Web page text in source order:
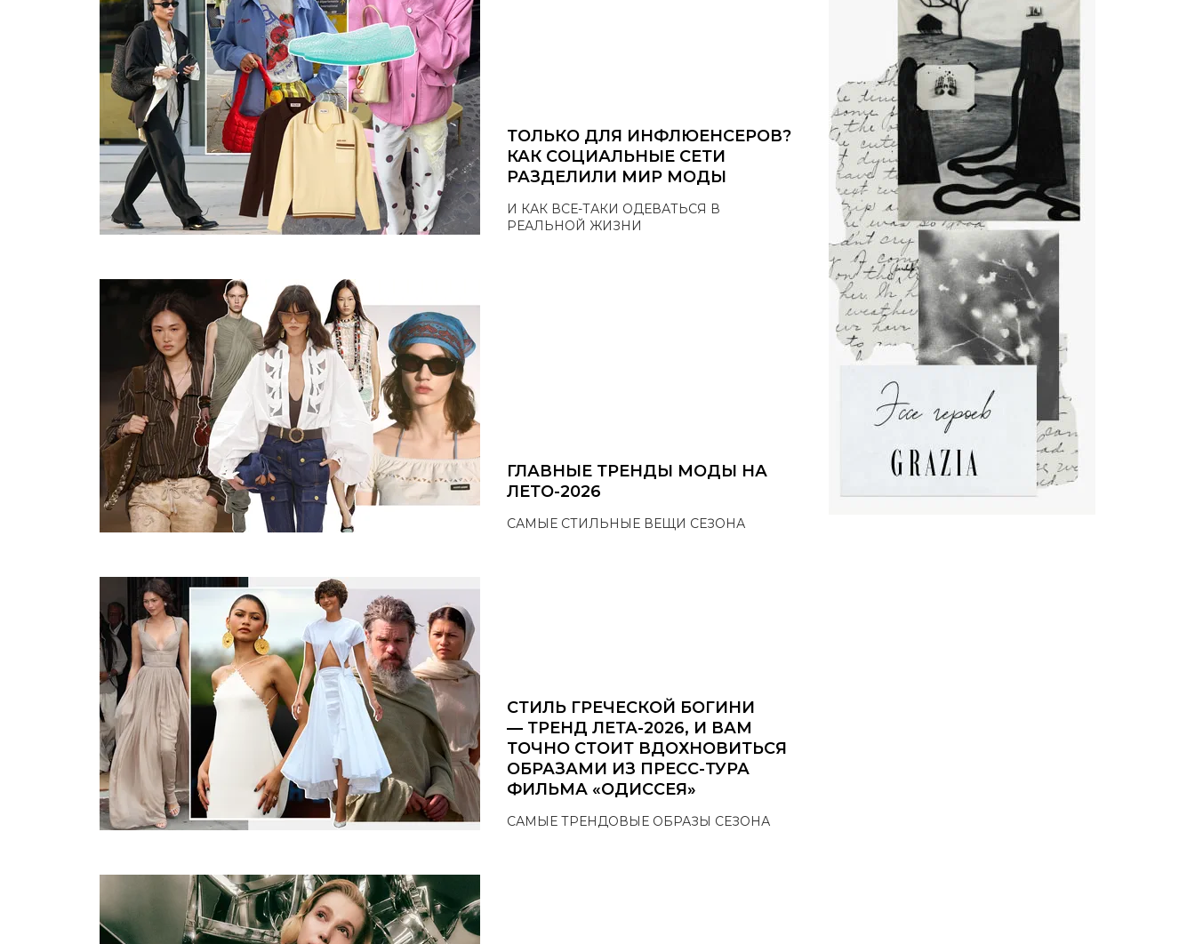
ТОЛЬКО ДЛЯ ИНФЛЮЕНСЕРОВ?
КАК СОЦИАЛЬНЫЕ СЕТИ
РАЗДЕЛИЛИ МИР МОДЫ
И КАК ВСЕ-ТАКИ ОДЕВАТЬСЯ В
РЕАЛЬНОЙ ЖИЗНИ
ГЛАВНЫЕ ТРЕНДЫ МОДЫ НА
ЛЕТО-2026
САМЫЕ СТИЛЬНЫЕ ВЕЩИ СЕЗОНА
СТИЛЬ ГРЕЧЕСКОЙ БОГИНИ
— ТРЕНД ЛЕТА-2026, И ВАМ
ТОЧНО СТОИТ ВДОХНОВИТЬСЯ
ОБРАЗАМИ ИЗ ПРЕСС-ТУРА
ФИЛЬМА «ОДИССЕЯ»
САМЫЕ ТРЕНДОВЫЕ ОБРАЗЫ СЕЗОНА